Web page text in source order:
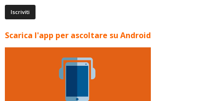
Scarica l'app per ascoltare su Android